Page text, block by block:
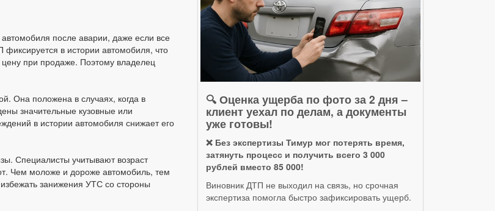
после аварии, даже если все
в истории автомобиля, что
при продаже. Поэтому владелец
Она положена в случаях, когда в
значительные кузовные или
в истории автомобиля снижает его
Специалисты учитывают возраст
Чем моложе и дороже автомобиль, тем
занижения УТС со стороны
🔍 Оценка ущерба по фото за 2 дня –
клиент уехал по делам, а документы
уже готовы!
❌ Без экспертизы Тимур мог потерять время,
затянуть процесс и получить всего 3 000
рублей вместо 85 000!
Виновник ДТП не выходил на связь, но срочная
экспертиза помогла быстро зафиксировать ущерб.